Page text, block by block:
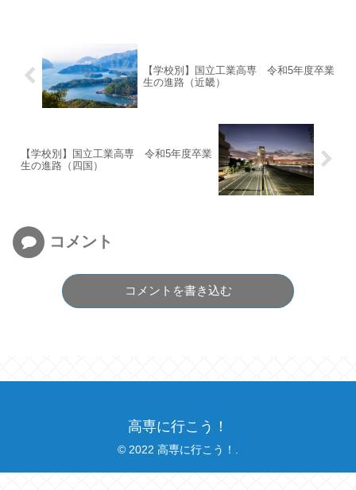
【学校別】国立工業高専 令和5年度卒業
生の進路（近畿）
【学校別】国立工業高専 令和5年度卒業
生の進路（四国）
コメント
コメントを書き込む
高専に行こう！
© 2022 高専に行こう！.